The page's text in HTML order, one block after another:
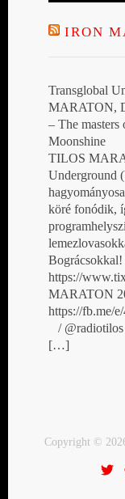
IRON
Transglobal
MARATON,
– The
Moonshine
TILOS
Underground
köré fonódik,
Bográcsokkal!
https://
MARATON
https://fb.me/
/
[…]
Copyright ©